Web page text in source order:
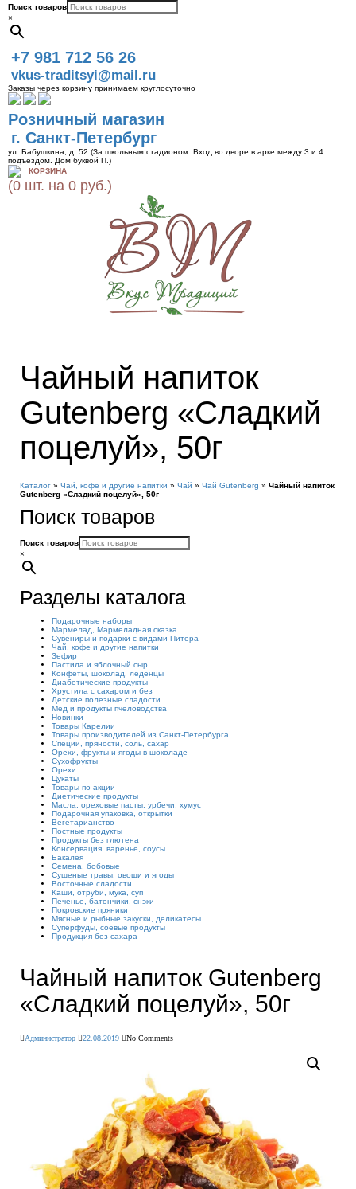
Поиск товаров
×
+7 981 712 56 26
vkus-traditsyi@mail.ru
Заказы через корзину принимаем круглосуточно
Розничный магазин
г. Санкт-Петербург
ул. Бабушкина, д. 52 (За школьным стадионом. Вход во дворе в арке между 3 и 4
подъездом. Дом буквой П.)
КОРЗИНА
(0 шт. на 0 руб.)
Чайный напиток
Gutenberg «Сладкий
поцелуй», 50г
Каталог » Чай, кофе и другие напитки » Чай » Чай Gutenberg » Чайный напиток
Gutenberg «Сладкий поцелуй», 50г
Поиск товаров
Поиск товаров
×
Разделы каталога
Подарочные наборы
Мармелад, Мармеладная сказка
Сувениры и подарки с видами Питера
Чай, кофе и другие напитки
Зефир
Пастила и яблочный сыр
Конфеты, шоколад, леденцы
Диабетические продукты
Хрустила с сахаром и без
Детские полезные сладости
Мед и продукты пчеловодства
Новинки
Товары Карелии
Товары производителей из Санкт-Петербурга
Специи, пряности, соль, сахар
Орехи, фрукты и ягоды в шоколаде
Сухофрукты
Орехи
Цукаты
Товары по акции
Диетические продукты
Масла, ореховые пасты, урбечи, хумус
Подарочная упаковка, открытки
Вегетарианство
Постные продукты
Продукты без глютена
Консервация, варенье, соусы
Бакалея
Семена, бобовые
Сушеные травы, овощи и ягоды
Восточные сладости
Каши, отруби, мука, суп
Печенье, батончики, снэки
Покровские пряники
Мясные и рыбные закуски, деликатесы
Суперфуды, соевые продукты
Продукция без сахара
Чайный напиток Gutenberg
«Сладкий поцелуй», 50г
Администратор 22.08.2019 No Comments